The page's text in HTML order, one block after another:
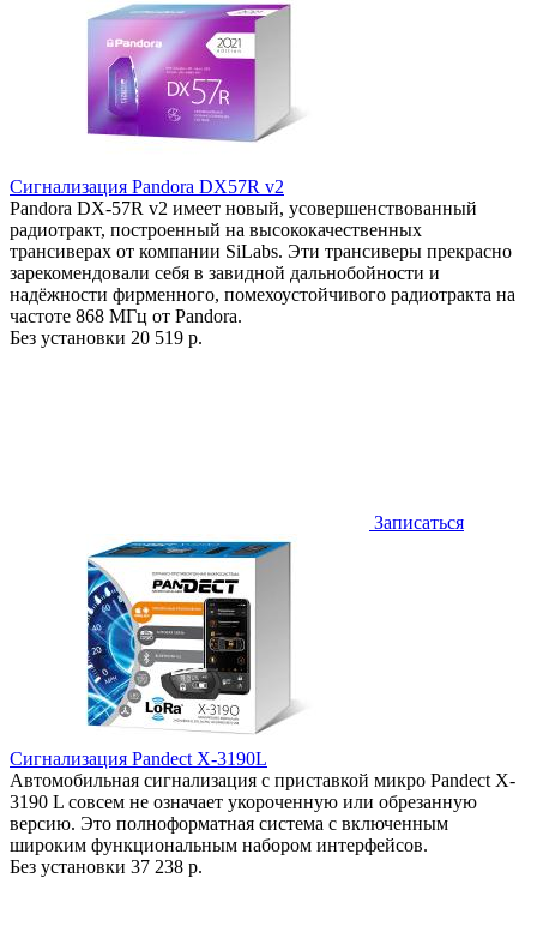
Сигнализация Pandora DX57R v2
Pandora DX-57R v2 имеет новый, усовершенствованный
радиотракт, построенный на высококачественных
трансиверах от компании SiLabs. Эти трансиверы прекрасно
зарекомендовали себя в завидной дальнобойности и
надёжности фирменного, помехоустойчивого радиотракта на
частоте 868 МГц от Pandora.
Без установки 20 519 р.
Записаться
Сигнализация Pandect X-3190L
Автомобильная сигнализация с приставкой микро Pandect X-
3190 L совсем не означает укороченную или обрезанную
версию. Это полноформатная система с включенным
широким функциональным набором интерфейсов.
Без установки 37 238 р.